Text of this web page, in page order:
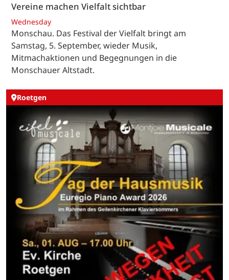
Vereine machen Vielfalt sichtbar
Wednesday
Monschau. Das Festival der Vielfalt bringt am
Samstag, 5. September, wieder Musik,
Mitmachaktionen und Begegnungen in die
Monschauer Altstadt.
Roetgen